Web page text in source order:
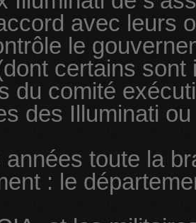
avec leurs
le
certains sont
du comité
des Illuminati
toute la
: le